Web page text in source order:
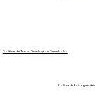
Política de Entrega e
Políticas de Troca, Devolução e Reembolso